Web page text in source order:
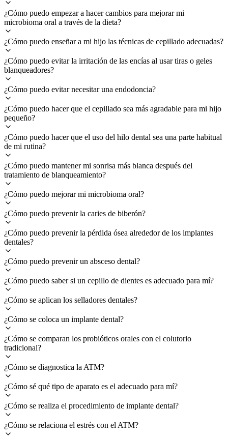
¿Cómo puedo empezar a hacer cambios para mejorar mi
microbioma oral a través de la dieta?
¿Cómo puedo enseñar a mi hijo las técnicas de cepillado adecuadas?
¿Cómo puedo evitar la irritación de las encías al usar tiras o geles
blanqueadores?
¿Cómo puedo evitar necesitar una endodoncia?
¿Cómo puedo hacer que el cepillado sea más agradable para mi hijo
pequeño?
¿Cómo puedo hacer que el uso del hilo dental sea una parte habitual
de mi rutina?
¿Cómo puedo mantener mi sonrisa más blanca después del
tratamiento de blanqueamiento?
¿Cómo puedo mejorar mi microbioma oral?
¿Cómo puedo prevenir la caries de biberón?
¿Cómo puedo prevenir la pérdida ósea alrededor de los implantes
dentales?
¿Cómo puedo prevenir un absceso dental?
¿Cómo puedo saber si un cepillo de dientes es adecuado para mí?
¿Cómo se aplican los selladores dentales?
¿Cómo se coloca un implante dental?
¿Cómo se comparan los probióticos orales con el colutorio
tradicional?
¿Cómo se diagnostica la ATM?
¿Cómo sé qué tipo de aparato es el adecuado para mí?
¿Cómo se realiza el procedimiento de implante dental?
¿Cómo se relaciona el estrés con el ATM?